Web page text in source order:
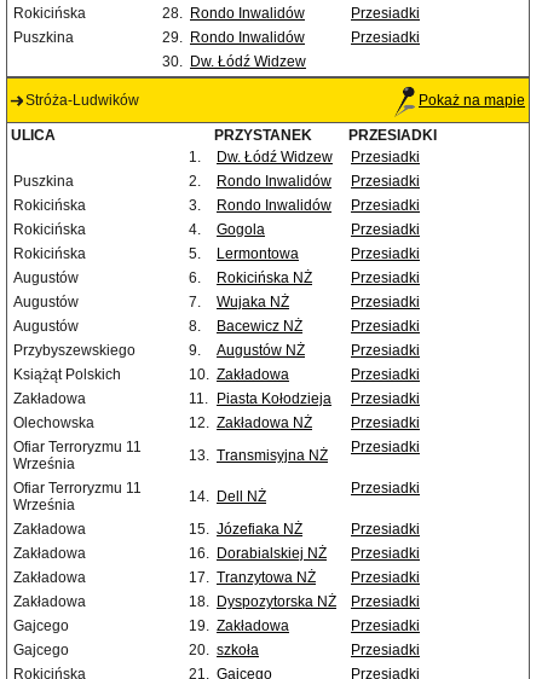
Rokicińska
28. Rondo Inwalidów
Przesiadki
Puszkina
29. Rondo Inwalidów
Przesiadki
30. Dw. Łódź Widzew
Stróża-Ludwików Pokaż na mapie
ULICA PRZYSTANEK
PRZESIADKI
1.
Dw. Łódź Widzew
Przesiadki
Puszkina
2. Rondo Inwalidów
Przesiadki
Rokicińska
3. Rondo Inwalidów
Przesiadki
Rokicińska
4. Gogola
Przesiadki
Rokicińska
5. Lermontowa
Przesiadki
Augustów
6. Rokicińska NŻ
Przesiadki
Augustów
7. Wujaka NŻ
Przesiadki
Augustów
8. Bacewicz NŻ
Przesiadki
Przybyszewskiego
9. Augustów NŻ
Przesiadki
Książąt Polskich
10. Zakładowa
Przesiadki
Zakładowa
11. Piasta Kołodzieja
Przesiadki
Olechowska
12. Zakładowa NŻ
Przesiadki
Ofiar Terroryzmu 11
Września
13. Transmisyjna NŻ Przesiadki
Ofiar Terroryzmu 11
Września
14. Dell NŻ Przesiadki
Zakładowa 15. Józefiaka NŻ
Przesiadki
Zakładowa
16. Dorabialskiej NŻ
Przesiadki
Zakładowa
17. Tranzytowa NŻ
Przesiadki
Zakładowa
18. Dyspozytorska NŻ
Przesiadki
Gajcego
19. Zakładowa
Przesiadki
Gajcego
20. szkoła
Przesiadki
Rokicińska
21. Gajcego Przesiadki